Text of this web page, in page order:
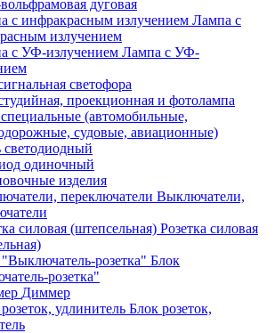
дуговая
Лампа с
излучением
Лампа с УФ-
светофора
проекционная и фотолампа
(автомобильные,
судовые, авиационные)
одиночный
изделия
Выключатели,
Розетка силовая
Блок
розетка"
Диммер
Блок розеток,